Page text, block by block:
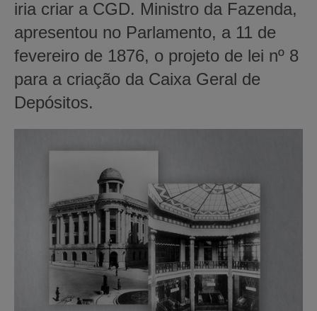
iria criar a CGD. Ministro da Fazenda,
apresentou no Parlamento, a 11 de
fevereiro de 1876, o projeto de lei nº 8
para a criação da Caixa Geral de
Depósitos.